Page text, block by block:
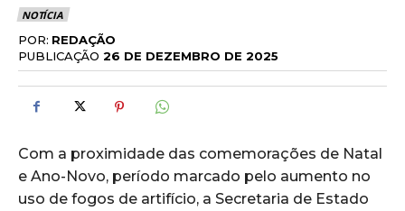
NOTÍCIA
POR: REDAÇÃO
PUBLICAÇÃO 26 DE DEZEMBRO DE 2025
Com a proximidade das comemorações de Natal
e Ano-Novo, período marcado pelo aumento no
uso de fogos de artifício, a Secretaria de Estado